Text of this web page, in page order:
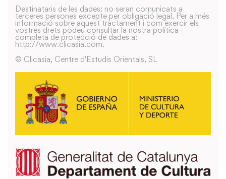
Destinataris de les dades: no seran comunicats a
terceres persones excepte per obligació legal. Per a més
informació sobre aquest tractament i com exercir els
vostres drets podeu consultar la nostra política
completa de protecció de dades a:
http://www.clicasia.com.
© Clicasia, Centre d'Estudis Orientals, SL